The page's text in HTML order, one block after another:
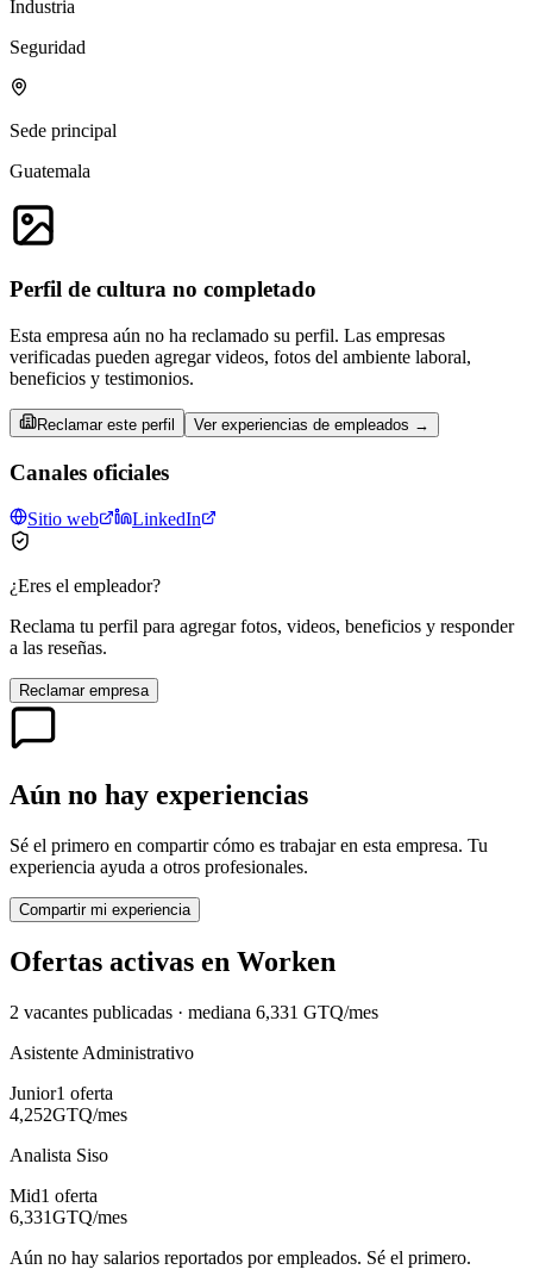
Industria
Seguridad
Sede principal
Guatemala
Perfil de cultura no completado
Esta empresa aún no ha reclamado su perfil. Las empresas
verificadas pueden agregar videos, fotos del ambiente laboral,
beneficios y testimonios.
Reclamar este perfil Ver experiencias de empleados →
Canales oficiales
Sitio web LinkedIn
¿Eres el empleador?
Reclama tu perfil para agregar fotos, videos, beneficios y responder
a las reseñas.
Reclamar empresa
Aún no hay experiencias
Sé el primero en compartir cómo es trabajar en esta empresa. Tu
experiencia ayuda a otros profesionales.
Compartir mi experiencia
Ofertas activas en Worken
2 vacantes publicadas · mediana 6,331 GTQ/mes
Asistente Administrativo
Junior1 oferta
4,252GTQ/mes
Analista Siso
Mid1 oferta
6,331GTQ/mes
Aún no hay salarios reportados por empleados. Sé el primero.